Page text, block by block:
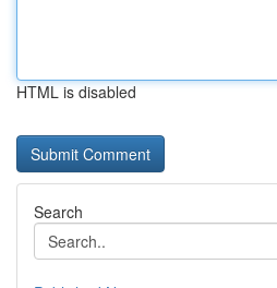
HTML is disabled
Search